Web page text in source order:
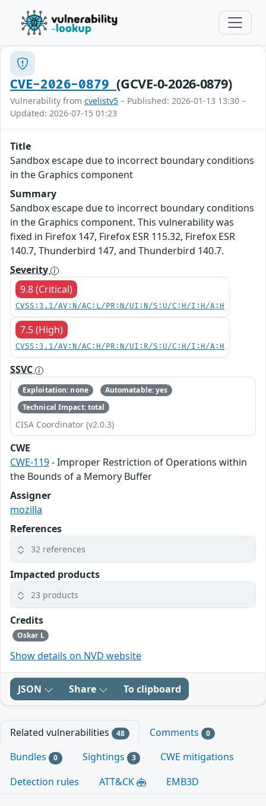
CVE-2026-0879(GCVE-0-2026-0879)
Vulnerability from cvelistv5 – Published: 2026-01-13 13:30 –
Updated: 2026-07-15 01:23
Title
Sandbox escape due to incorrect boundary conditions
in the Graphics component
Summary
Sandbox escape due to incorrect boundary conditions
in the Graphics component. This vulnerability was
fixed in Firefox 147, Firefox ESR 115.32, Firefox ESR
140.7, Thunderbird 147, and Thunderbird 140.7.
Severity
9.8 (Critical)
CVSS:3.1/AV:N/AC:L/PR:N/UI:N/S:U/C:H/I:H/A:H
7.5 (High)
CVSS:3.1/AV:N/AC:H/PR:N/UI:R/S:U/C:H/I:H/A:H
SSVC
Exploitation: none
Automatable: yes
Technical Impact: total
CISA Coordinator (v2.0.3)
CWE
CWE-119- Improper Restriction of Operations within
the Bounds of a Memory Buffer
Assigner
mozilla
References
32 references
Impacted products
23 products
Credits
Oskar L
Show details on NVD website
JSON Share To clipboard
Related vulnerabilities 48 Comments 0
Bundles 0 Sightings 3
CWE mitigations
Detection rules
ATT&CK EMB3D